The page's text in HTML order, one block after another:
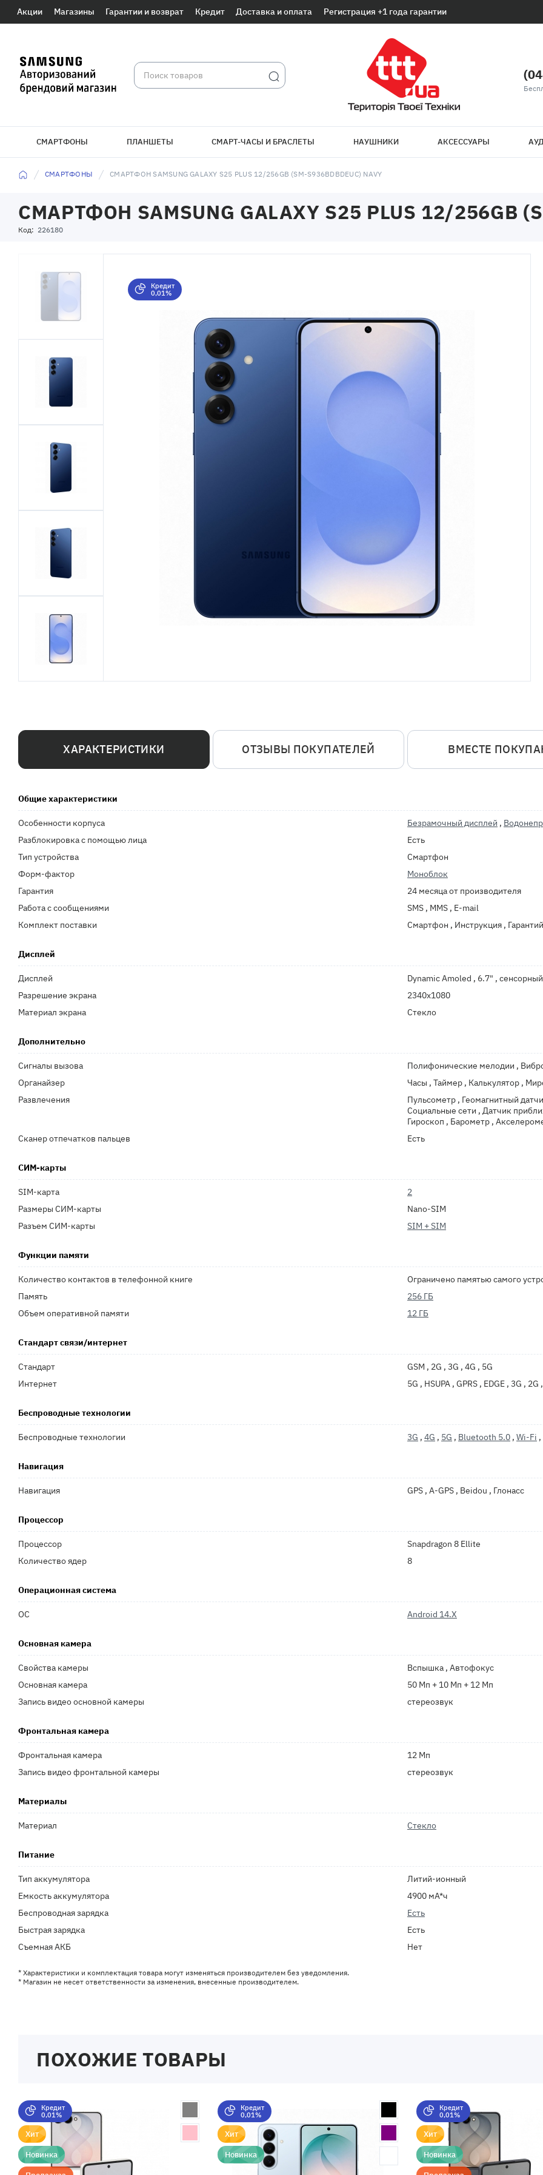
Акции Магазины Гарантии и возврат Кредит Доставка и оплата Регистрация +1 года гарантии
СМАРТФОНЫ ПЛАНШЕТЫ СМАРТ-ЧАСЫ И БРАСЛЕТЫ НАУШНИКИ АКСЕССУАРЫ
СМАРТФОНЫ СМАРТФОН SAMSUNG GALAXY S25 PLUS 12/256GB (SM-S936BDBDEUC) NAVY
СМАРТФОН SAMSUNG GALAXY S25 PLUS 12/256GB
Код: 226180
Кредит
0,01%
ХАРАКТЕРИСТИКИ
Общие характеристики
Особенности корпуса Безрамочный дисплей ,
Разблокировка с помощью лица
Есть
Тип устройства
Смартфон
Форм-фактор
Моноблок
Гарантия
24 месяца от производителя
Работа с сообщениями
SMS , MMS , E-mail
Комплект поставки
Смартфон , Инструкция ,
Дисплей
Дисплей
Dynamic Amoled , 6.7" ,
Разрешение экрана
2340x1080
Материал экрана
Стекло
Дополнительно
Сигналы вызова
Полифонические мелодии ,
Органайзер
Часы , Таймер , Калькулятор ,
Развлечения
Пульсометр , Геомагнитный
Социальные сети , Датчик
Гироскоп , Барометр ,
Сканер отпечатков пальцев
Есть
СИМ-карты
SIM-карта
2
Размеры СИМ-карты
Nano-SIM
Разъем СИМ-карты
SIM + SIM
Функции памяти
Количество контактов в телефонной книге
Ограничено памятью самого
Память
256 ГБ
Объем оперативной памяти
12 ГБ
Стандарт связи/интернет
Стандарт
GSM , 2G , 3G , 4G , 5G
Интернет
5G , HSUPA , GPRS , EDGE , 3G , 2G
Беспроводные технологии
Беспроводные технологии 3G , 4G , 5G , Bluetooth 5.0 , Wi-Fi ,
Навигация
Навигация GPS , A-GPS , Beidou , Глонасс
Процессор
Процессор
Snapdragon 8 Ellite
Количество ядер
8
Операционная система
ОС Android 14.X
Основная камера
Свойства камеры
Вспышка , Автофокус
Основная камера
50 Мп + 10 Мп + 12 Мп
Запись видео основной камеры
стереозвук
Фронтальная камера
Фронтальная камера
12 Мп
Запись видео фронтальной камеры
стереозвук
Материалы
Материал Стекло
Питание
Тип аккумулятора
Литий-ионный
Емкость аккумулятора
4900 мА*ч
Беспроводная зарядка
Есть
Быстрая зарядка
Есть
Съемная АКБ
Нет
* Характеристики и комплектация товара могут изменяться производителем без уведомления.
* Магазин не несет ответственности за изменения, внесенные производителем.
ОТЗЫВЫ ПОКУПАТЕЛЕЙ ВМЕСТЕ
ПОХОЖИЕ ТОВАРЫ
Кредит
0,01%
Хит
Новинка
Кредит
0,01%
Хит
Новинка
Кредит
0,01%
Хит
Новинка